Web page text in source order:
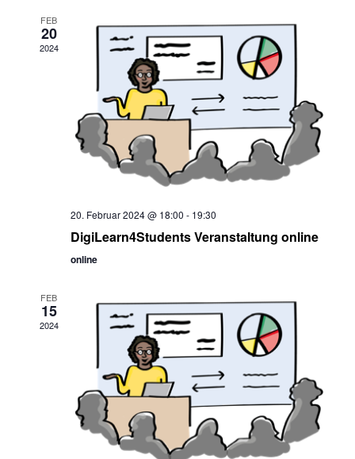
FEB
20
2024
20. Februar 2024 @ 18:00 - 19:30
DigiLearn4Students Veranstaltung online
online
FEB
15
2024